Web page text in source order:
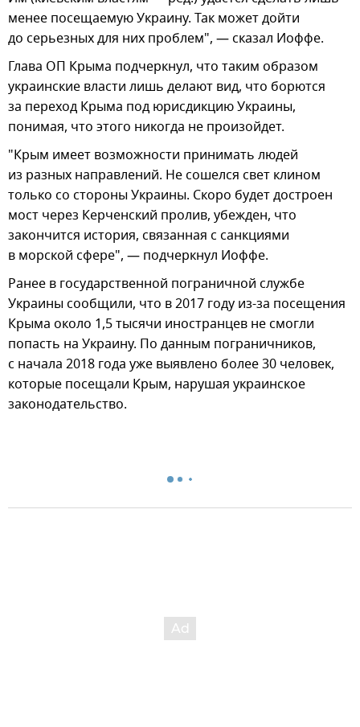
менее посещаемую Украину. Так может дойти
до серьезных для них проблем", — сказал Иоффе.
Глава ОП Крыма подчеркнул, что таким образом
украинские власти лишь делают вид, что борются
за переход Крыма под юрисдикцию Украины,
понимая, что этого никогда не произойдет.
"Крым имеет возможности принимать людей
из разных направлений. Не сошелся свет клином
только со стороны Украины. Скоро будет достроен
мост через Керченский пролив, убежден, что
закончится история, связанная с санкциями
в морской сфере", — подчеркнул Иоффе.
Ранее в государственной пограничной службе
Украины сообщили, что в 2017 году из-за посещения
Крыма около 1,5 тысячи иностранцев не смогли
попасть на Украину. По данным пограничников,
с начала 2018 года уже выявлено более 30 человек,
которые посещали Крым, нарушая украинское
законодательство.